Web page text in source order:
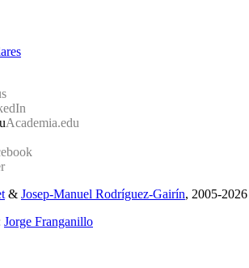
Academia.edu
& Josep-Manuel Rodríguez-Gairín, 2005-2026
Jorge Franganillo